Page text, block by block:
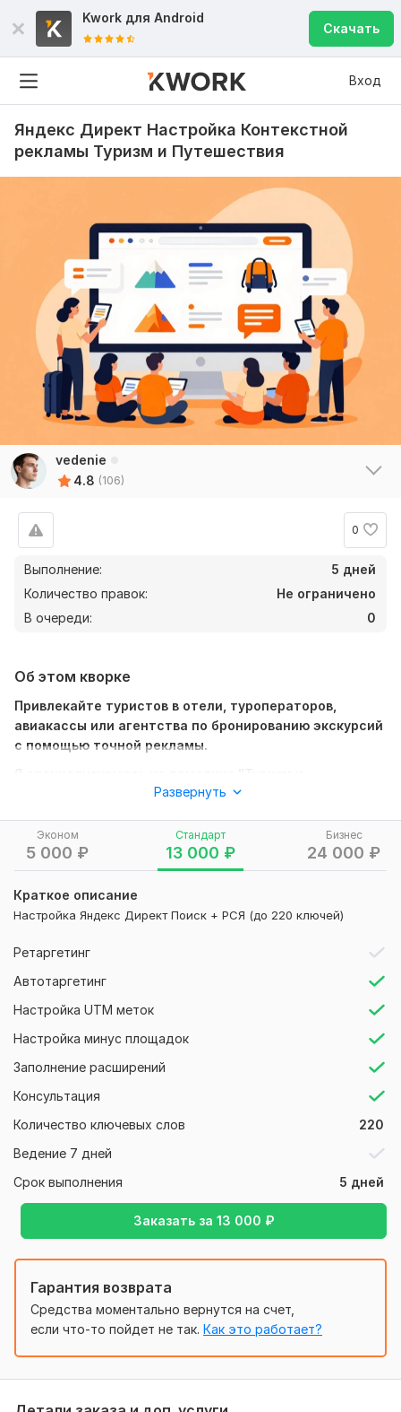
Kwork для Android
Скачать
Вход
Яндекс Директ Настройка Контекстной
рекламы Туризм и Путешествия
vedenie
4.8 (106)
0
Выполнение:
5 дней
Количество правок:
Не ограничено
В очереди:
0
Эконом
5 000 ₽
Стандарт
13 000 ₽
Бизнес
24 000 ₽
Краткое описание
Настройка Яндекс Директ Поиск + РСЯ (до 220 ключей)
Ретаргетинг
Автотаргетинг
Настройка UTM меток
Настройка минус площадок
Заполнение расширений
Консультация
Количество ключевых слов
220
Ведение 7 дней
Срок выполнения
5 дней
Заказать за 13 000 ₽
Об этом кворке
Привлекайте туристов в отели, туроператоров,
авиакассы или агентства по бронированию экскурсий
с помощью точной рекламы.
Путешествия" и знаю, как найти аудиторию, которая
прямо сейчас.
Ваше предложение увидят те, кто уже ищет горящие
для отдыха. Контекстная реклама дает быстрый
результат — не нужно ждать, пока сайт раскрутится в
аудиторией.
Что сделаю:
Проанализирую нишу и соберу семантику (до 320
ключевых фраз) от выбранного вами варианта
Подберу изображения для РСЯ (или использую
ваши)
расширения
Пропишу UTM-метки для аналитики
Исключу нецелевые площадки
Условия:
Рекламный бюджет оплачивается отдельно
Работаю с товарами или услугами в сфере туризма и
Развернуть
Гарантия возврата
Средства моментально вернутся на счет,
если что-то пойдет не так. Как это работает?